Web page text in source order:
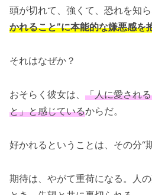
頭が切れて、強くて、恐れを知ら
かれること”に本能的な嫌悪感を
それはなぜか？
おそらく彼女は、 「人に愛され
と」と感じているからだ。
好かれるということは、その分“
期待は、やがて重荷になる。人